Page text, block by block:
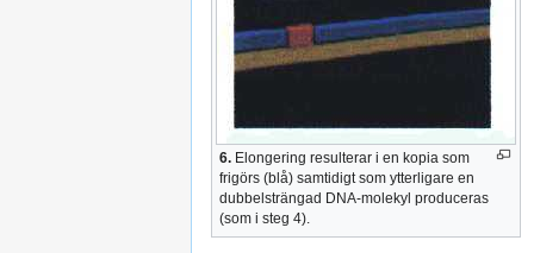
6. Elongering resulterar i en kopia som
frigörs (blå) samtidigt som ytterligare en
dubbelsträngad DNA-molekyl produceras
(som i steg 4).